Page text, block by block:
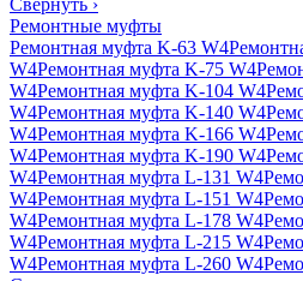
Свернуть ›
Ремонтные муфты
Ремонтная муфта K-63 W4
W4Ремонтная муфта K-75 W4
W4Ремонтная муфта K-104 W4
W4Ремонтная муфта K-140 W4
W4Ремонтная муфта K-166 W4
W4Ремонтная муфта K-190 W4
W4Ремонтная муфта L-131 W4
W4Ремонтная муфта L-151 W4
W4Ремонтная муфта L-178 W4
W4Ремонтная муфта L-215 W4
W4Ремонтная муфта L-260 W4